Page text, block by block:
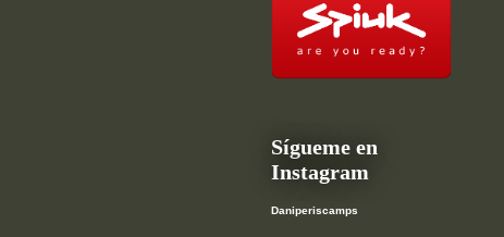
Sígueme en
Instagram
Daniperiscamps